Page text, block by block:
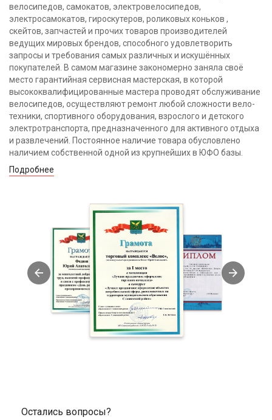
велосипедов, самокатов, электровелосипедов,
электросамокатов, гироскутеров, роликовых коньков ,
скейтов, запчастей и прочих товаров производителей
ведущих мировых брендов, способного удовлетворить
запросы и требования самых различных и искушённых
покупателей. В самом магазине закономерно заняла своё
место гарантийная сервисная мастерская, в которой
высококвалифицированные мастера проводят обслуживание
велосипедов, осуществляют ремонт любой сложности вело-
техники, спортивного оборудования, взрослого и детского
электротранспорта, предназначенного для активного отдыха
и развлечений. Постоянное наличие товара обусловлено
наличием собственной одной из крупнейших в ЮФО базы.
Подробнее
Остались вопросы?